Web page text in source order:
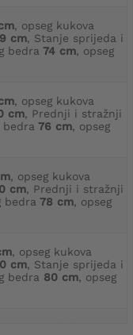
, opseg kukova
cm, Stanje sprijeda i
bedra 74 cm, opseg
, opseg kukova
cm, Prednji i stražnji
bedra 76 cm, opseg
, opseg kukova
cm, Prednji i stražnji
bedra 78 cm, opseg
, opseg kukova
cm, Stanje sprijeda i
bedra 80 cm, opseg